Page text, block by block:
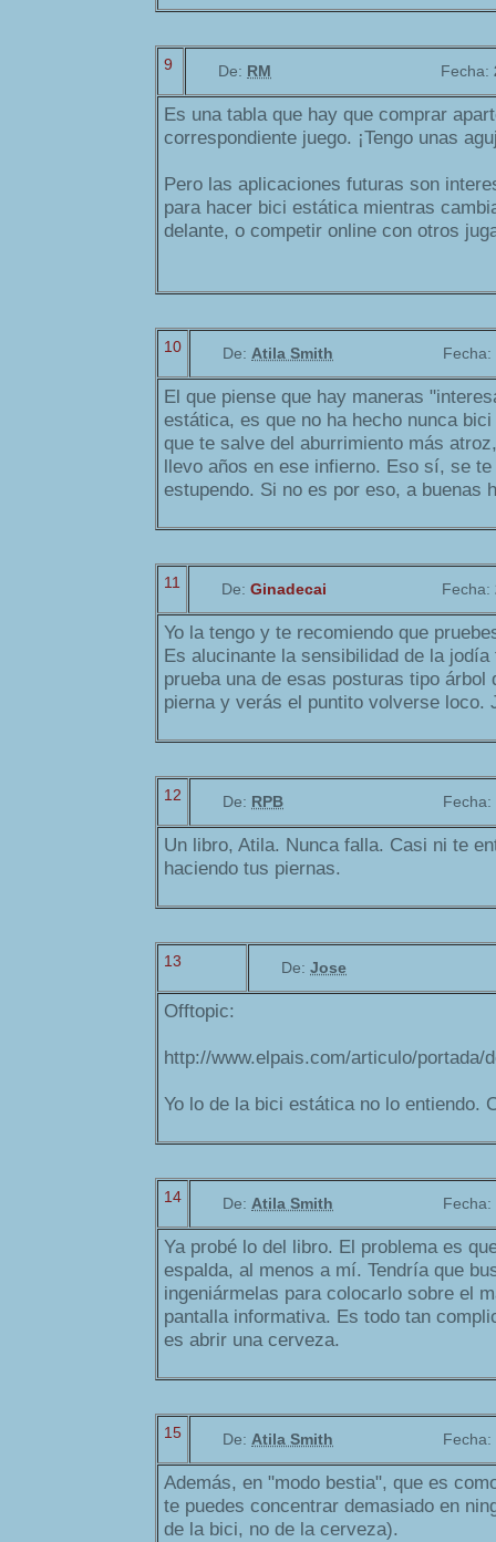
9 De: RM Fecha:
Es una tabla que hay que comprar
correspondiente juego. ¡Tengo unas
Pero las aplicaciones futuras son
para hacer bici estática mientras
delante, o competir online con otros
10 De: Atila Smith Fecha:
El que piense que hay maneras
estática, es que no ha hecho nunca
que te salve del aburrimiento más
llevo años en ese infierno. Eso sí, se
estupendo. Si no es por eso, a buenas
11 De: Ginadecai Fecha:
Yo la tengo y te recomiendo que
Es alucinante la sensibilidad de la
prueba una de esas posturas tipo árbol
pierna y verás el puntito volverse loco.
12 De: RPB Fecha:
Un libro, Atila. Nunca falla. Casi ni te
haciendo tus piernas.
13 De: Jose
Offtopic:
http://www.elpais.com/articulo/portada/
Yo lo de la bici estática no lo entiendo.
14 De: Atila Smith Fecha:
Ya probé lo del libro. El problema es
espalda, al menos a mí. Tendría que
ingeniármelas para colocarlo sobre el
pantalla informativa. Es todo tan
es abrir una cerveza.
15 De: Atila Smith Fecha:
Además, en "modo bestia", que es
te puedes concentrar demasiado en
de la bici, no de la cerveza).